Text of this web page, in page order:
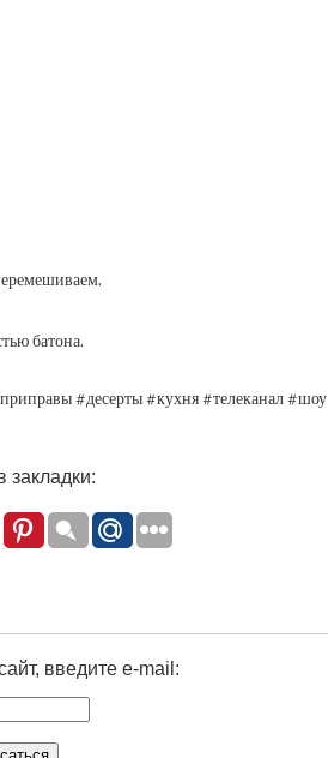
батона.
#десерты #кухня #телеканал #шоу
закладки:
введите e-mail: